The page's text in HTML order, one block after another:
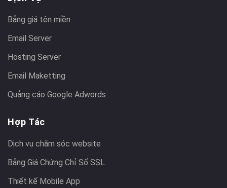
Bảng giá tên miền
Email Server
Hosting Server
Email Maketting
Quảng cáo Google Adwords
Hợp Tác
Dịch vụ chăm sóc website
Bảng Giá Chứng Chỉ Số SSL
Thiết kế Mobile App